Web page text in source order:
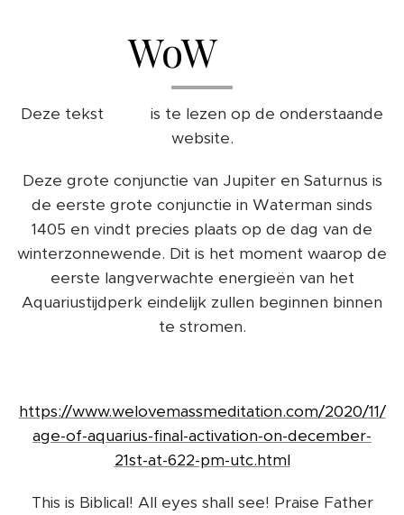
WoW ❤️
Deze tekst 👇👇 is te lezen op de onderstaande
website.
Deze grote conjunctie van Jupiter en Saturnus is
de eerste grote conjunctie in Waterman sinds
1405 en vindt precies plaats op de dag van de
winterzonnewende. Dit is het moment waarop de
eerste langverwachte energieën van het
Aquariustijdperk eindelijk zullen beginnen binnen
te stromen.
https://www.welovemassmeditation.com/2020/11/
age-of-aquarius-final-activation-on-december-
21st-at-622-pm-utc.html
This is Biblical! All eyes shall see! Praise Father